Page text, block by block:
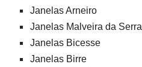
Janelas Arneiro
Janelas Malveira da Serra
Janelas Bicesse
Janelas Birre